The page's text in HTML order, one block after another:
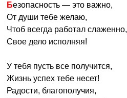
Безопасность — это важно,
От души тебе желаю,
Чтоб всегда работал слаженно,
Свое дело исполняя!
У тебя пусть все получится,
Жизнь успех тебе несет!
Радости, благополучия,